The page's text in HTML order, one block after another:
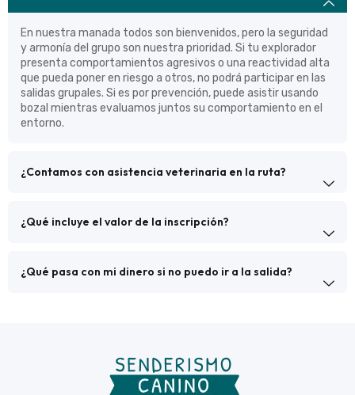
En nuestra manada todos son bienvenidos, pero la seguridad
y armonía del grupo son nuestra prioridad. Si tu explorador
presenta comportamientos agresivos o una reactividad alta
que pueda poner en riesgo a otros, no podrá participar en las
salidas grupales. Si es por prevención, puede asistir usando
bozal mientras evaluamos juntos su comportamiento en el
entorno.
¿Contamos con asistencia veterinaria en la ruta?
¿Qué incluye el valor de la inscripción?
¿Qué pasa con mi dinero si no puedo ir a la salida?